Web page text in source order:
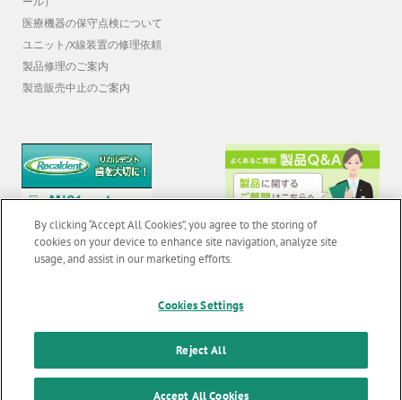
ール）
医療機器の保守点検について
ユニット/X線装置の修理依頼
製品修理のご案内
製造販売中止のご案内
o
無断転載禁止 | お問い合わせ
クアラルンプール原則対応方針|
By clicking “Accept All Cookies”, you agree to the storing of
cookies on your device to enhance site navigation, analyze site
usage, and assist in our marketing efforts.
Cookies Settings
Reject All
Accept All Cookies